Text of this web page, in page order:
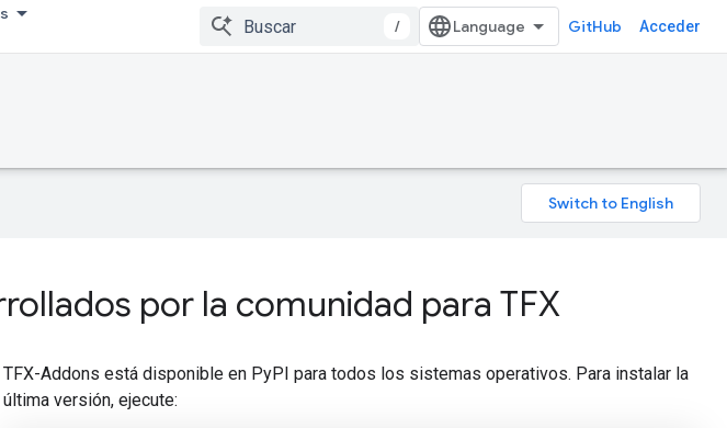
/ GitHub Acceder
por la comunidad para TFX
TFX-Addons está disponible en PyPI para todos los sistemas operativos. Para instalar la
última versión, ejecute: